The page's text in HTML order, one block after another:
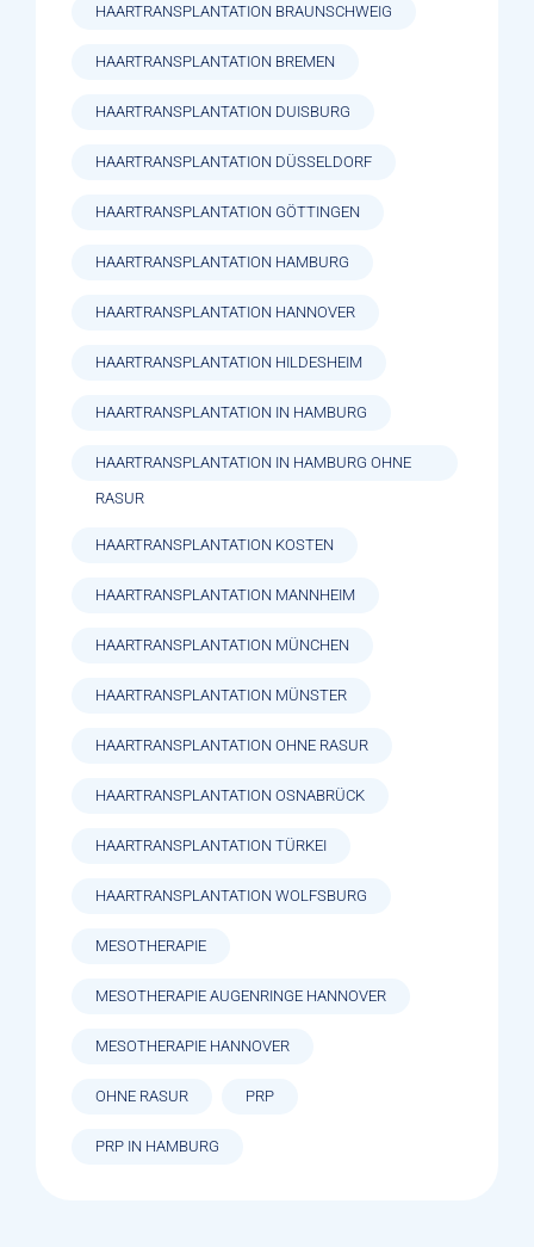
HAARTRANSPLANTATION BRAUNSCHWEIG
HAARTRANSPLANTATION BREMEN
HAARTRANSPLANTATION DUISBURG
HAARTRANSPLANTATION DÜSSELDORF
HAARTRANSPLANTATION GÖTTINGEN
HAARTRANSPLANTATION HAMBURG
HAARTRANSPLANTATION HANNOVER
HAARTRANSPLANTATION HILDESHEIM
HAARTRANSPLANTATION IN HAMBURG
HAARTRANSPLANTATION IN HAMBURG OHNE
RASUR
HAARTRANSPLANTATION KOSTEN
HAARTRANSPLANTATION MANNHEIM
HAARTRANSPLANTATION MÜNCHEN
HAARTRANSPLANTATION MÜNSTER
HAARTRANSPLANTATION OHNE RASUR
HAARTRANSPLANTATION OSNABRÜCK
HAARTRANSPLANTATION TÜRKEI
HAARTRANSPLANTATION WOLFSBURG
MESOTHERAPIE
MESOTHERAPIE AUGENRINGE HANNOVER
MESOTHERAPIE HANNOVER
OHNE RASUR PRP
PRP IN HAMBURG